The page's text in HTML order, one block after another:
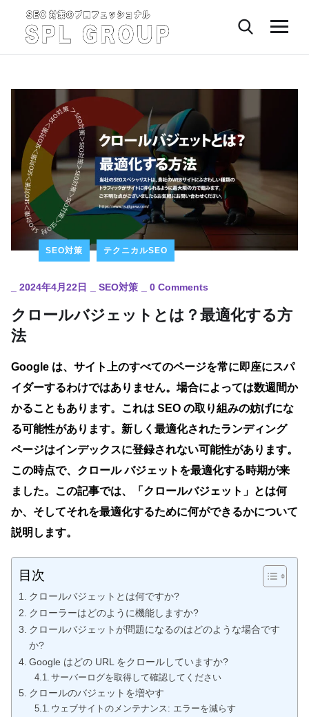
SEO対策 テクニカルSEO
2024年4月22日 SEO対策 0 Comments
クロールバジェットとは？最適化する方
法
Google は、サイト上のすべてのページを常に即座にスパ
イダーするわけではありません。場合によっては数週間か
かることもあります。これは SEO の取り組みの妨げにな
る可能性があります。新しく最適化されたランディング
ページはインデックスに登録されない可能性があります。
この時点で、クロール バジェットを最適化する時期が来
ました。この記事では、「クロールバジェット」とは何
か、そしてそれを最適化するために何ができるかについて
説明します。
目次
クロールバジェットとは何ですか?
クローラーはどのように機能しますか?
クロールバジェットが問題になるのはどのような場合です
か?
Google はどの URL をクロールしていますか?
サーバーログを取得して確認してください
クロールのバジェットを増やす
ウェブサイトのメンテナンス: エラーを減らす